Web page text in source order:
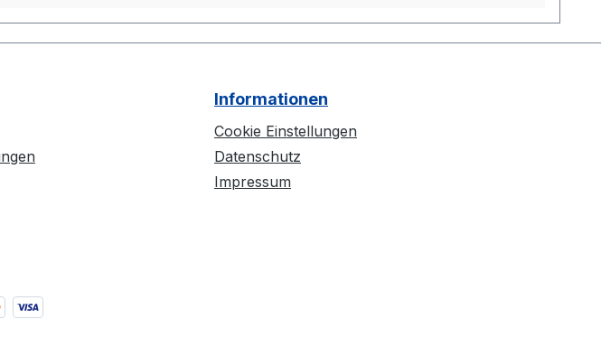
Informationen
Cookie Einstellungen
Datenschutz
Impressum